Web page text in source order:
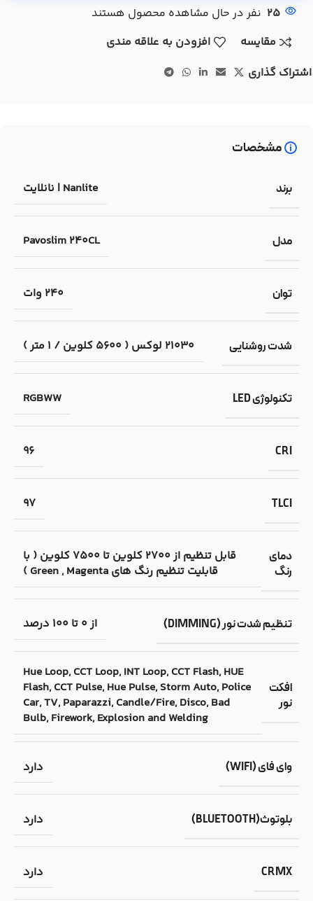
25 نفر در حال مشاهده محصول هستند
مقایسه
افزودن به علاقه مندی
اشتراک گذاری
مشخصات
برند Nanlite | نانلایت
مدل Pavoslim 240CL
توان 240 وات
شدت روشنایی 21030 لوکس ( 5600 کلوین / 1 متر )
تکنولوژی LED RGBWW
CRI
96
TLCI
97
دمای
رنگ
قابل تنظیم از 2700 کلوین تا 7500 کلوین ( با
قابلیت تنظیم رنگ های Green , Magenta )
تنظیم شدت نور (DIMMING) از 0 تا 100 درصد
افکت
نور
Hue Loop, CCT Loop, INT Loop, CCT Flash, HUE
Flash, CCT Pulse, Hue Pulse, Storm Auto, Police
Car, TV, Paparazzi, Candle/Fire, Disco, Bad
Bulb, Firework, Explosion and Welding
وای فای (WIFI) دارد
بلوتوث(BLUETOOTH) دارد
CRMX دارد